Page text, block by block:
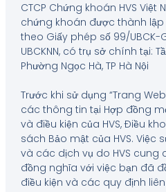
CTCP Chứng khoán HVS
chứng khoán được thành
theo Giấy phép số 99/UBCK-
UBCKNN, có trụ sở chính tại:
Phường Ngọc Hà, TP Hà Nội
Trước khi sử dụng “Trang
các thông tin tại Hợp đồng
và điều kiện của HVS, Điều
sách Bảo mật của HVS. Việc
và các dịch vụ do HVS cung
đồng nghĩa với việc bạn đã
điều kiện và các quy định